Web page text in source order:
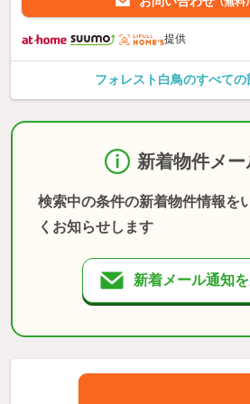
提供
フォレスト白鳥のすべての
新着物件メー
検索中の条件の新着物件情報を
くお知らせします
新着メール通知